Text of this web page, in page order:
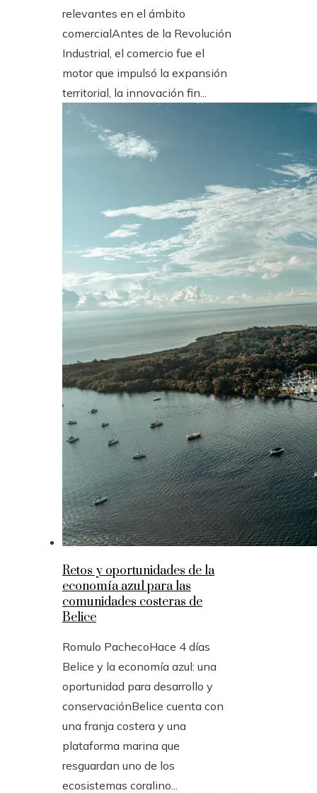
relevantes en el ámbito
comercialAntes de la Revolución
Industrial, el comercio fue el
motor que impulsó la expansión
territorial, la innovación fin...
Retos y oportunidades de la
economía azul para las
comunidades costeras de
Belice
Romulo PachecoHace 4 días
Belice y la economía azul: una
oportunidad para desarrollo y
conservaciónBelice cuenta con
una franja costera y una
plataforma marina que
resguardan uno de los
ecosistemas coralino...